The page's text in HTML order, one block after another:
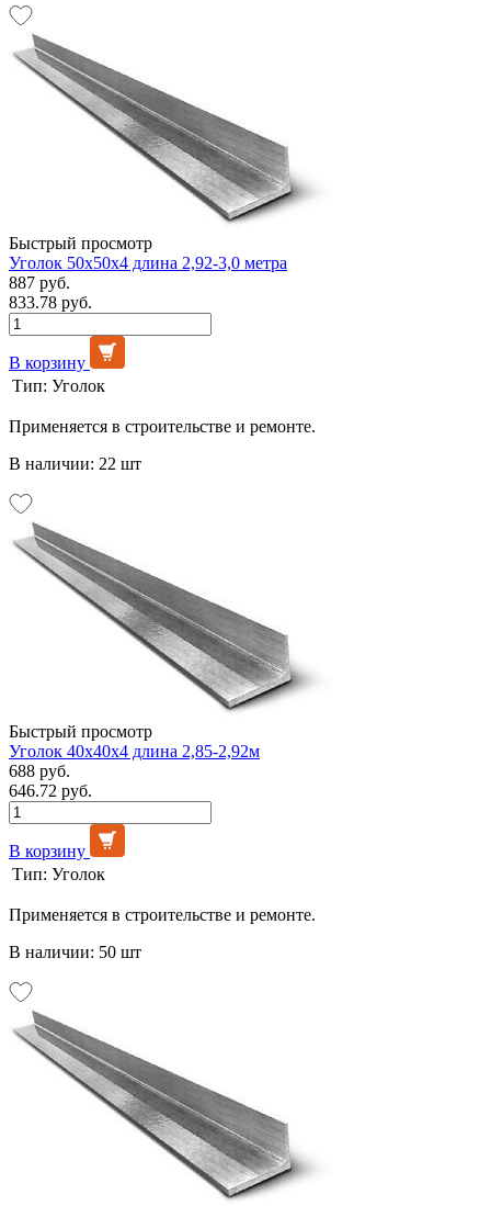
Быстрый просмотр
Уголок 50х50х4 длина 2,92-3,0 метра
887 руб.
833.78 руб.
В корзину
Тип: Уголок
Применяется в строительстве и ремонте.
В наличии: 22 шт
Быстрый просмотр
Уголок 40х40х4 длина 2,85-2,92м
688 руб.
646.72 руб.
В корзину
Тип: Уголок
Применяется в строительстве и ремонте.
В наличии: 50 шт